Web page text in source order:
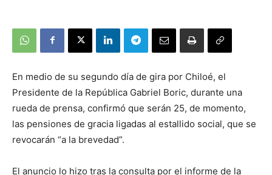
En medio de su segundo día de gira por Chiloé, el
Presidente de la República Gabriel Boric, durante una
rueda de prensa, confirmó que serán 25, de momento,
las pensiones de gracia ligadas al estallido social, que se
revocarán “a la brevedad”.
El anuncio lo hizo tras la consulta por el informe de la